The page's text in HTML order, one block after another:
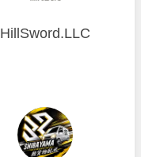
HillSword.LLC